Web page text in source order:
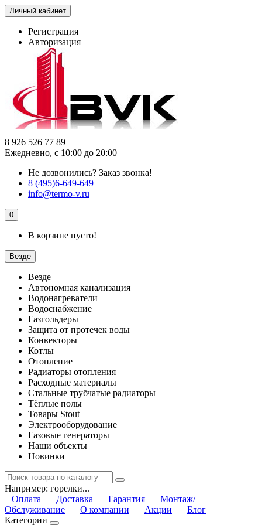
Личный кабинет
Регистрация
Авторизация
8 926 526 77 89
Ежедневно, с 10:00 до 20:00
Не дозвонились? Заказ звонка!
8 (495)6-649-649
info@termo-v.ru
0
В корзине пусто!
Везде
Везде
Автономная канализация
Водонагреватели
Водоснабжение
Газгольдеры
Защита от протечек воды
Конвекторы
Котлы
Отопление
Радиаторы отопления
Расходные материалы
Стальные трубчатые радиаторы
Тёплые полы
Товары Stout
Электрооборудование
Газовые генераторы
Наши объекты
Новинки
Например: горелки...
Оплата
Доставка Гарантия
Монтаж/
Обслуживание
О компании Акции
Блог
Категории